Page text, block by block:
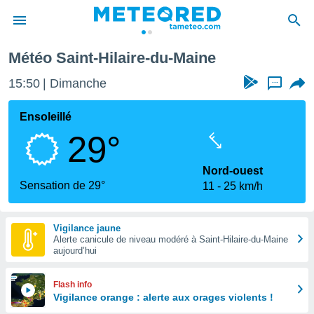
de
Météo Saint-Hilaire-du-Maine
15:50 Dimanche ...
Ensoleillé
29°
Sensation de 29°
Nord-ouest
11
25 km/h
Vigilance jaune
Alerte canicule de niveau modéré à Saint-Hilaire-du-Maine
aujourd’hui
Flash info
Vigilance orange : alerte aux orages violents !